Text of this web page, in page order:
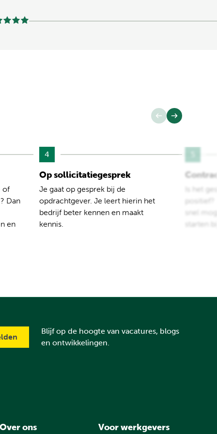
of
Dan
en
4
Op sollicitatiegesprek
Je gaat op gesprek bij de
opdrachtgever. Je leert hierin het
bedrijf beter kennen en maakt
kennis.
Is het
snel
starten
Blijf op de hoogte van vacatures, blogs
en ontwikkelingen.
ons Voor werkgevers